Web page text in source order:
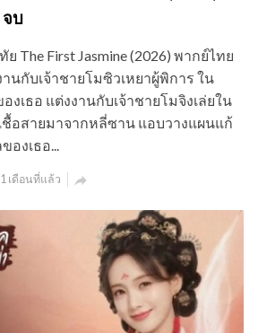
จบ
ย The First Jasmine (2026) พากย์ไทย
นกับเจ้าชายโมซิวเหยาผู้พิการ ใน
งเธอ แต่งงานกับเจ้าชายโมจิงเล่ยใน
ชื้อสายมาจากหลี่ซาน แอบวางแผนแก้
งเธอ...
1 เดือนที่แล้ว 